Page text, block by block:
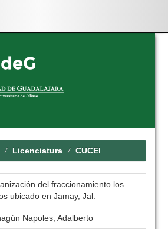
Licenciatura CUCEI
del fraccionamiento los
ubicado en Jamay, Jal.
Napoles, Adalberto